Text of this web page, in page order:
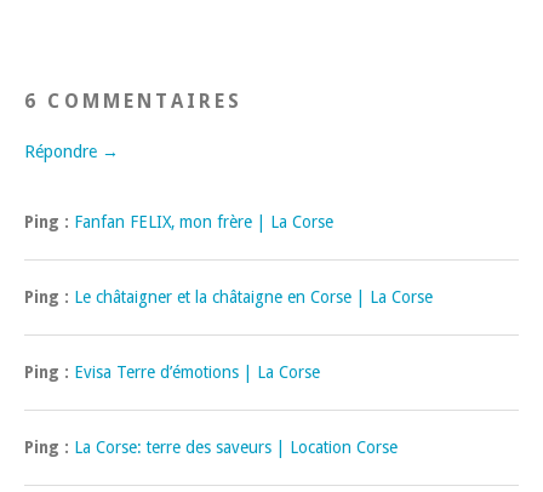
6 COMMENTAIRES
Répondre →
Ping : Fanfan FELIX, mon frère | La Corse
Ping : Le châtaigner et la châtaigne en Corse | La Corse
Ping : Evisa Terre d’émotions | La Corse
Ping : La Corse: terre des saveurs | Location Corse